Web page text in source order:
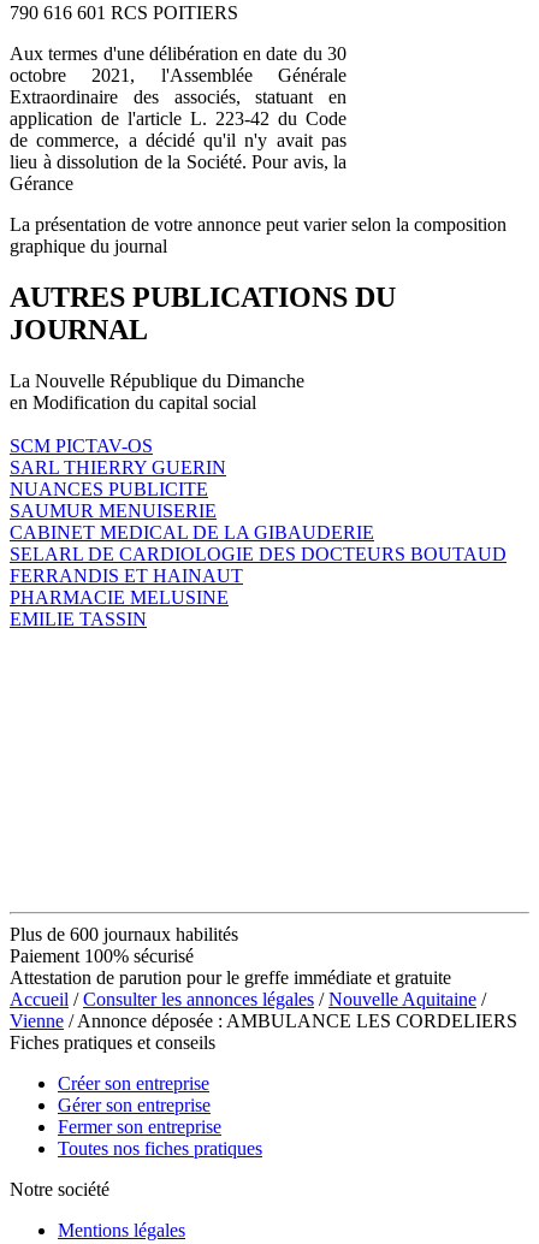
790 616 601 RCS POITIERS
Aux termes d'une délibération en date du 30
octobre 2021, l'Assemblée Générale
Extraordinaire des associés, statuant en
application de l'article L. 223-42 du Code
de commerce, a décidé qu'il n'y avait pas
lieu à dissolution de la Société. Pour avis, la
Gérance
La présentation de votre annonce peut varier selon la composition
graphique du journal
AUTRES PUBLICATIONS DU
JOURNAL
La Nouvelle République du Dimanche
en Modification du capital social
SCM PICTAV-OS
SARL THIERRY GUERIN
NUANCES PUBLICITE
SAUMUR MENUISERIE
CABINET MEDICAL DE LA GIBAUDERIE
SELARL DE CARDIOLOGIE DES DOCTEURS BOUTAUD
FERRANDIS ET HAINAUT
PHARMACIE MELUSINE
EMILIE TASSIN
Plus de 600 journaux habilités
Paiement 100% sécurisé
Attestation de parution pour le greffe immédiate et gratuite
Accueil /Consulter les annonces légales /Nouvelle Aquitaine /
Vienne / Annonce déposée : AMBULANCE LES CORDELIERS
Fiches pratiques et conseils
Créer son entreprise
Gérer son entreprise
Fermer son entreprise
Toutes nos fiches pratiques
Notre société
Mentions légales